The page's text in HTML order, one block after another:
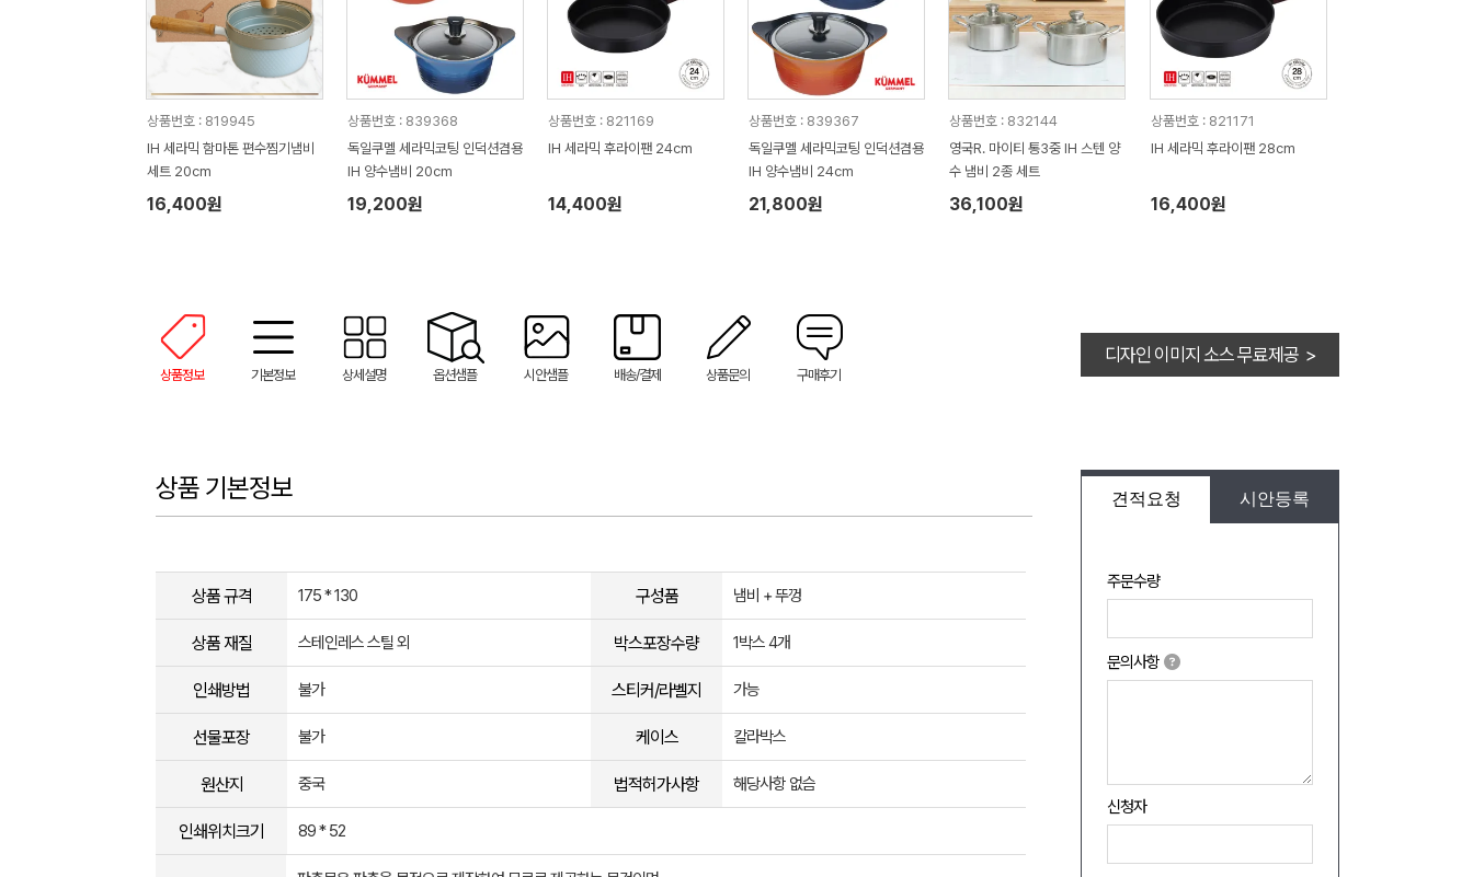
상품번호 : 819945
IH 세라믹 함마톤 편수찜기냄비
세트 20cm
16,400원
상품번호 : 839368
독일쿠멜 세라믹코팅 인덕션겸용
IH 양수냄비 20cm
19,200원
상품번호 : 821169
IH 세라믹 후라이팬 24cm
14,400원
상품번호 : 839367
독일쿠멜 세라믹코팅 인덕션겸용
IH 양수냄비 24cm
21,800원
상품번호 : 832144
영국R. 마이티 통3중 IH 스텐 양
수 냄비 2종 세트
36,100원
상품번호 : 821171
IH 세라믹 후라이팬 28cm
16,400원
상품정보 기본정보 상세설명 옵션샘플 시안샘플 배송/결제 상품문의 구매후기
디자인 이미지 소스 무료제공 >
견적요청 시안등록
주문수량
문의사항
신청자
상품 기본정보
상품 규격 175 * 130 구성품 냄비 + 뚜껑
상품 재질 스테인레스 스틸 외 박스포장수량 1박스 4개
인쇄방법 불가 스티커/라벨지 가능
선물포장 불가 케이스 칼라박스
원산지 중국 법적허가사항 해당사항 없슴
인쇄위치크기 89 * 52